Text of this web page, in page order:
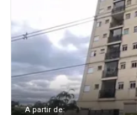
A partir de: